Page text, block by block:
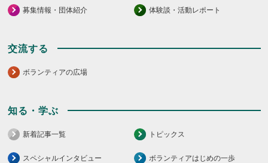
募集情報・団体紹介 体験談・活動レポート
交流する
ボランティアの広場
知る・学ぶ
新着記事一覧 トピックス
スペシャルインタビュー ボランティアはじめの一歩